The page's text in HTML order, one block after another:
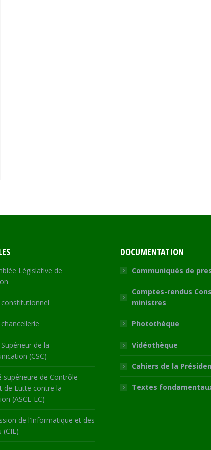
Législative de
de la
(CSC)
supérieure de Contrôle
de Lutte contre la
(ASCE-LC)
de l’Informatique et des
(CIL)
DOCUMENTATION
Communiqués de
Comptes-rendus
ministres
Photothèque
Vidéothèque
Cahiers de la
Textes